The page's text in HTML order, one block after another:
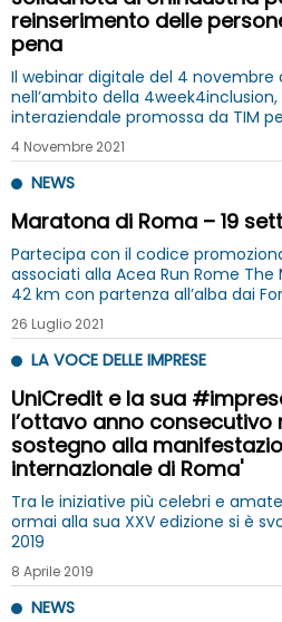
reinserimento delle
pena
Il webinar digitale del 4 novembre
nell’ambito della
interaziendale promossa da TIM
inclusione
4 Novembre 2021
NEWS
Maratona di
Partecipa con il codice
associati alla Acea Run Rome
42 km con partenza all’alba dai
dettagli.
26 Luglio 2021
LA VOCE DELLE IMPRESE
UniCredit e la sua
l’ottavo anno consecutivo
sostegno alla
internazionale di Roma'
Tra le iniziative più celebri e
ormai alla sua XXV edizione si è svolta domenica 7 aprile
2019
8 Aprile 2019
NEWS